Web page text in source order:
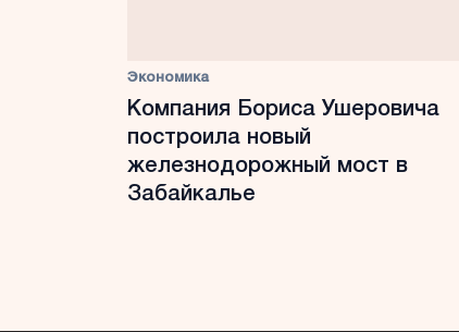
Экономика
Компания Бориса Ушеровича
построила новый
железнодорожный мост в
Забайкалье